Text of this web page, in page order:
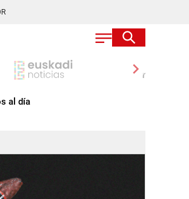
chevron_right
al día